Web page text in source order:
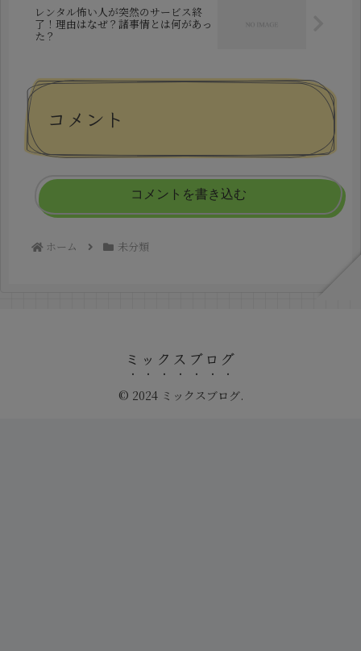
レンタル怖い人が突然のサービス終
了！理由はなぜ？諸事情とは何があっ
た？
コメント
コメントを書き込む
ホーム 未分類
ミックスブログ
© 2024 ミックスブログ.